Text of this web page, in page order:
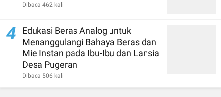
Dibaca 462 kali
4
Edukasi Beras Analog untuk
Menanggulangi Bahaya Beras dan
Mie Instan pada Ibu-Ibu dan Lansia
Desa Pugeran
Dibaca 506 kali